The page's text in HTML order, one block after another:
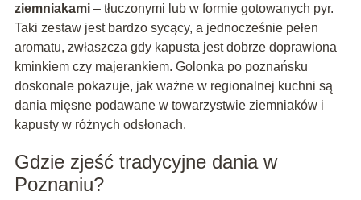
ziemniakami– tłuczonymi lub w formie gotowanych pyr.
Taki zestaw jest bardzo sycący, a jednocześnie pełen
aromatu, zwłaszcza gdy kapusta jest dobrze doprawiona
kminkiem czy majerankiem. Golonka po poznańsku
doskonale pokazuje, jak ważne w regionalnej kuchni są
dania mięsne podawane w towarzystwie ziemniaków i
kapusty w różnych odsłonach.
Gdzie zjeść tradycyjne dania w
Poznaniu?